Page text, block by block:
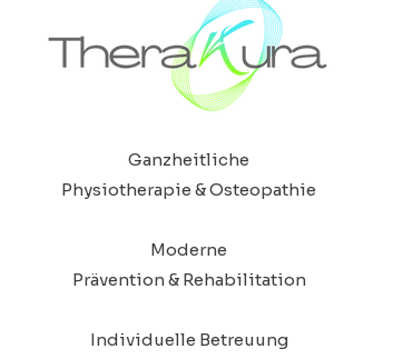
Ganzheitliche
Physiotherapie & Osteopathie
Moderne
Prävention & Rehabilitation
Individuelle Betreuung